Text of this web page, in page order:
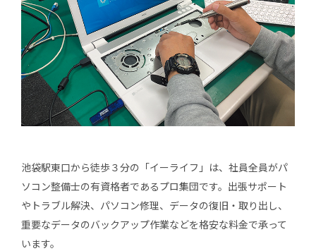
池袋駅東口から徒歩３分の「イーライフ」は、社員全員がパ
ソコン整備士の有資格者であるプロ集団です。出張サポート
やトラブル解決、パソコン修理、データの復旧・取り出し、
重要なデータのバックアップ作業などを格安な料金で承って
います。